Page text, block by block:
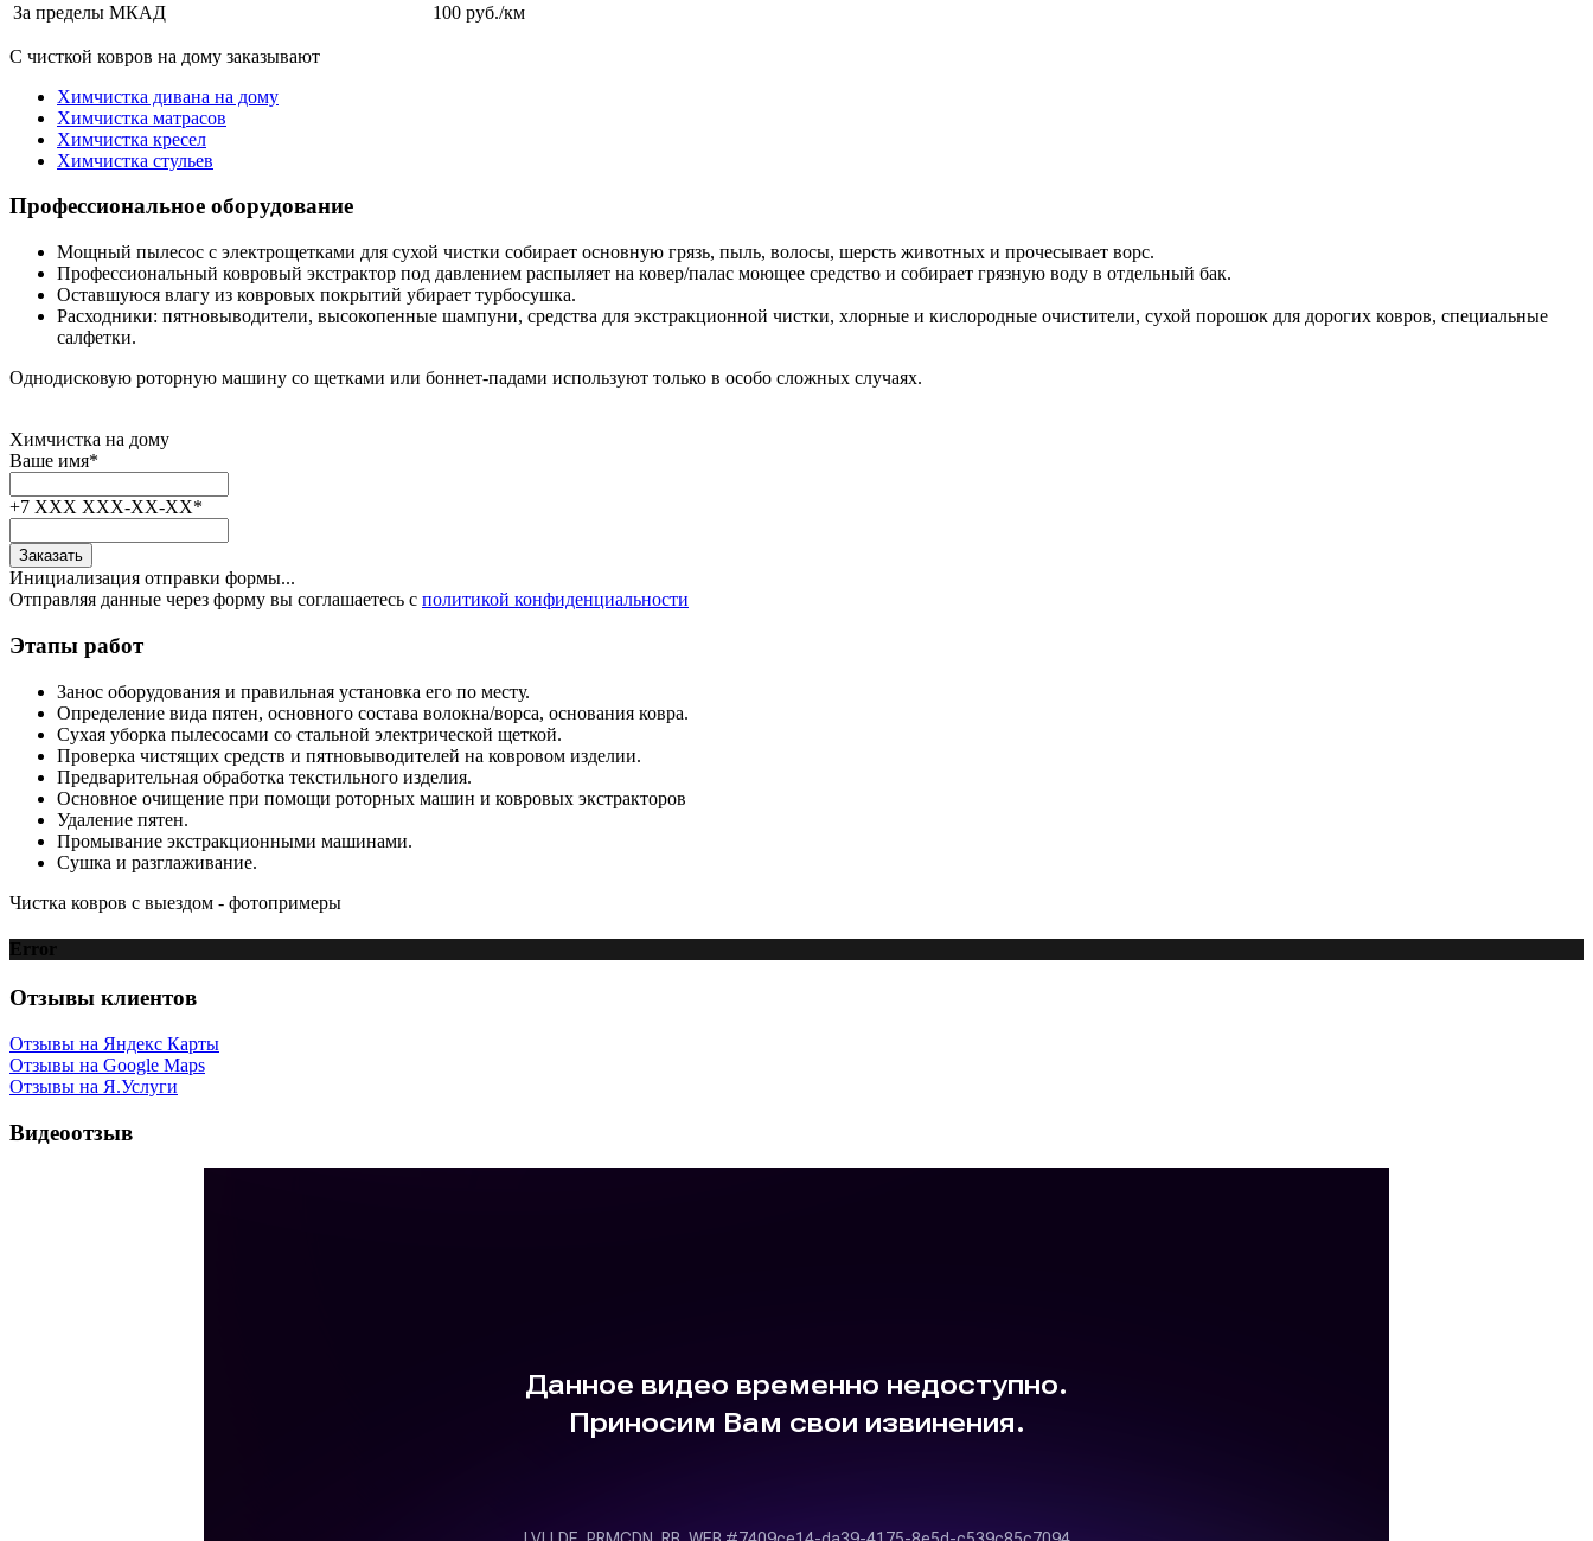
За пределы МКАД
100 руб./км
С чисткой ковров на дому заказывают
Химчистка дивана на дому
Химчистка матрасов
Химчистка кресел
Химчистка стульев
Профессиональное оборудование
Мощный пылесос с электрощетками для сухой чистки собирает основную грязь, пыль, волосы, шерсть животных и прочесывает ворс.
Профессиональный ковровый экстрактор под давлением распыляет на ковер/палас моющее средство и собирает грязную воду в отдельный бак.
Оставшуюся влагу из ковровых покрытий убирает турбосушка.
Расходники: пятновыводители, высокопенные шампуни, средства для экстракционной чистки, хлорные и кислородные очистители, cухой порошок для дорогих ковров, специальные
салфетки.
Однодисковую роторную машину со щетками или боннет-падами используют только в особо сложных случаях.
Химчистка на дому
Ваше имя*
+7 XXX XXX-XX-XX*
Заказать
Инициализация отправки формы...
Отправляя данные через форму вы соглашаетесь с политикой конфиденциальности
Этапы работ
Занос оборудования и правильная установка его по месту.
Определение вида пятен, основного состава волокна/ворса, основания ковра.
Сухая уборка пылесосами со стальной электрической щеткой.
Проверка чистящих средств и пятновыводителей на ковровом изделии.
Предварительная обработка текстильного изделия.
Основное очищение при помощи роторных машин и ковровых экстракторов
Удаление пятен.
Промывание экстракционными машинами.
Сушка и разглаживание.
Чистка ковров с выездом - фотопримеры
Error
Отзывы клиентов
Отзывы на Яндекс Карты
Отзывы на Google Maps
Отзывы на Я.Услуги
Видеоотзыв